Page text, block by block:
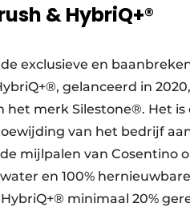
& HybriQ+®
exclusieve en
gelanceerd in
het merk Silestone®. Het
van het bedrijf
mijlpalen van Cosentino
en 100%
minimaal 20%